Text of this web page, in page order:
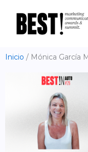
contenido
Inicio Mónica García